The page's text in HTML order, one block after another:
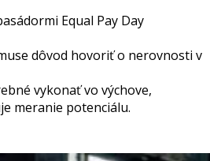
Equal Pay Day
dôvod hovoriť o nerovnosti v
vykonať vo výchove,
meranie potenciálu.